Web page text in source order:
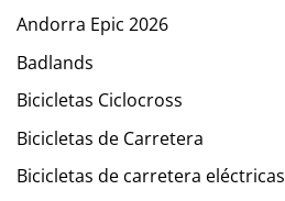
Andorra Epic 2026
Badlands
Bicicletas Ciclocross
Bicicletas de Carretera
Bicicletas de carretera eléctricas